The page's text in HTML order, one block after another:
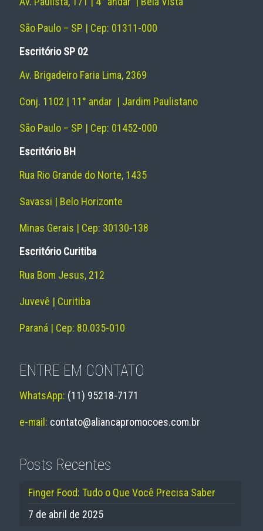
São Paulo – SP | Cep: 01311-000
Escritório SP 02
Av. Brigadeiro Faria Lima, 2369
Conj. 1102 | 11° andar | Jardim Paulistano
São Paulo – SP | Cep: 01452-000
Escritório BH
Rua Rio Grande do Norte, 1435
Savassi | Belo Horizonte
Minas Gerais | Cep: 30130-138
Escritório Curitiba
Rua Bom Jesus, 212
Juvevê | Curitiba
Paraná | Cep: 80.035-010
ENTRE EM CONTATO
WhatsApp: (11) 95218-7171
e-mail: contato@aliancapromocoes.com.br
Posts Recentes
Finger Food: Tudo o Que Você Precisa Saber
7 de abril de 2025